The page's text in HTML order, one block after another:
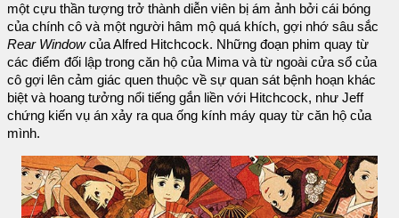
một cựu thần tượng trở thành diễn viên bị ám ảnh bởi cái bóng
của chính cô và một người hâm mộ quá khích, gợi nhớ sâu sắc
Rear Windowcủa Alfred Hitchcock. Những đoạn phim quay từ
các điểm đối lập trong căn hộ của Mima và từ ngoài cửa sổ của
cô gợi lên cảm giác quen thuộc về sự quan sát bệnh hoạn khác
biệt và hoang tưởng nổi tiếng gắn liền với Hitchcock, như Jeff
chứng kiến vụ án xảy ra qua ống kính máy quay từ căn hộ của
mình.